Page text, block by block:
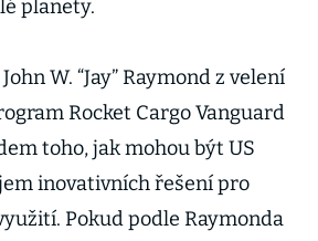
planety.
W. “Jay” Raymond z velení
Rocket Cargo Vanguard
toho, jak mohou být US
inovativních řešení pro
Pokud podle Raymonda